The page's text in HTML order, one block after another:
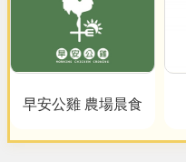
早安公雞 農場晨食